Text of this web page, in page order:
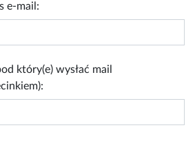
e-mail:
który(e) wysłać mail